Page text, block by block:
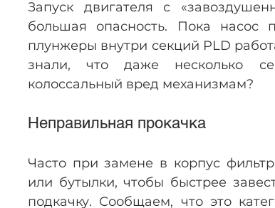
Запуск двигателя с
большая опасность. Пока насос
плунжеры внутри секций PLD
знали, что даже несколько
колоссальный вред механизмам?
Неправильная прокачка
Часто при замене в корпус
или бутылки, чтобы быстрее
подкачку. Сообщаем, что это